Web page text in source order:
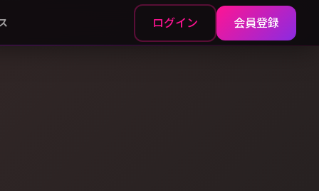
ログイン 会員登録